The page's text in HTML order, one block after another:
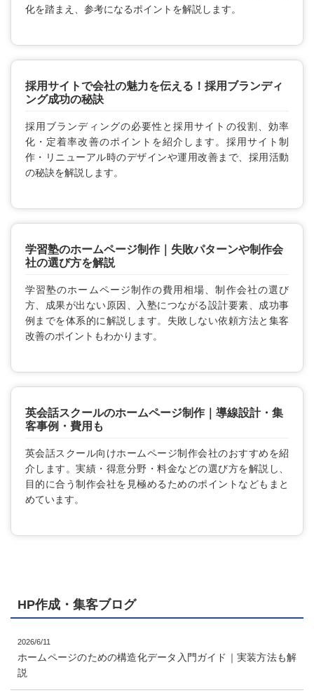
化を踏まえ、参考になるポイントを解説します。
採用サイトで会社の魅力を伝える！採用ブランディ
ング成功の秘訣
採用ブランディングの必要性と採用サイトの役割、効率
化・定着率改善のポイントを紹介します。採用サイト制
作・リニューアル時のデザインや運用改善まで、採用活動
の秘訣を解説します。
学習塾のホームページ制作｜失敗パターンや制作会
社の選び方を解説
学習塾のホームページ制作の費用相場、制作会社の選び
方、成果が出ない原因、入塾につながる設計要素、成功事
例までを体系的に解説します。失敗しない依頼方法と集客
改善のポイントもわかります。
英会話スクールのホームページ制作｜導線設計・集
客事例・費用も
英会話スクール向けホームページ制作会社のおすすめを紹
介します。実績・得意分野・料金などの選び方を解説し、
目的に合う制作会社を見極めるためのポイントなどもまと
めています。
HP作成・集客ブログ
2026/6/11
ホームページのための構造化データ入門ガイド｜実装方法も解
説